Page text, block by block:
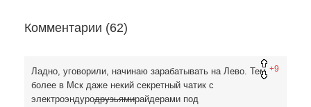
Комментарии (62)
+9
Ладно, уговорили, начинаю зарабатывать на Лево. Тем
более в Мск даже некий секретный чатик с
электроэндуродрузьямирайдерами под